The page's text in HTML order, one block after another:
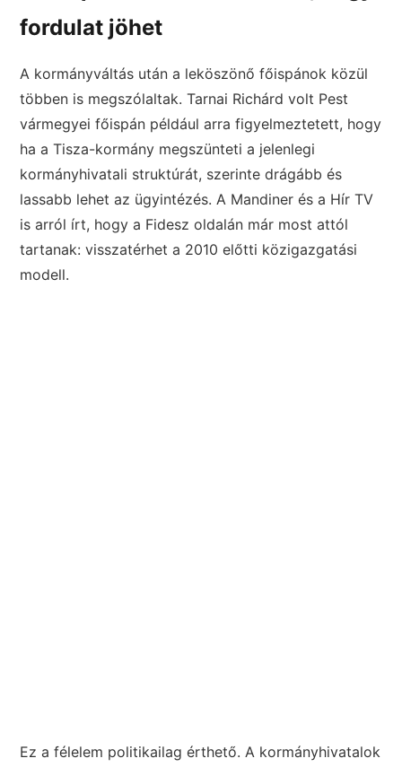
fordulat jöhet
A kormányváltás után a leköszönő főispánok közül
többen is megszólaltak. Tarnai Richárd volt Pest
vármegyei főispán például arra figyelmeztetett, hogy
ha a Tisza-kormány megszünteti a jelenlegi
kormányhivatali struktúrát, szerinte drágább és
lassabb lehet az ügyintézés. A Mandiner és a Hír TV
is arról írt, hogy a Fidesz oldalán már most attól
tartanak: visszatérhet a 2010 előtti közigazgatási
modell.
Ez a félelem politikailag érthető. A kormányhivatalok